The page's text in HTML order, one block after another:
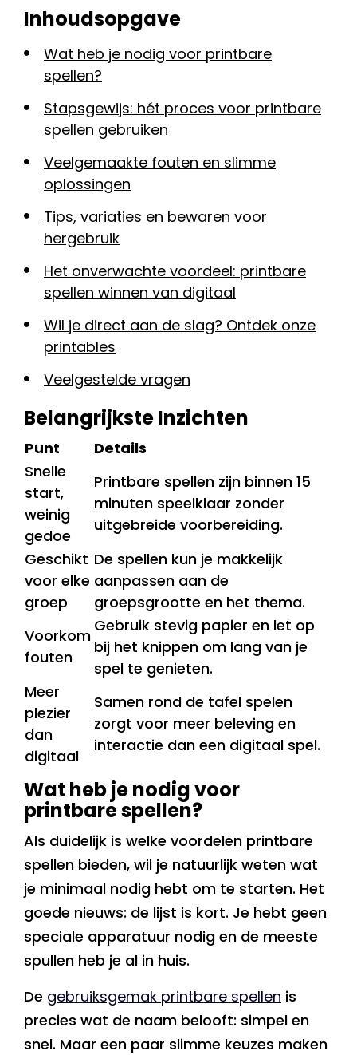
Inhoudsopgave
Wat heb je nodig voor printbare
spellen?
Stapsgewijs: hét proces voor printbare
spellen gebruiken
Veelgemaakte fouten en slimme
oplossingen
Tips, variaties en bewaren voor
hergebruik
Het onverwachte voordeel: printbare
spellen winnen van digitaal
Wil je direct aan de slag? Ontdek onze
printables
Veelgestelde vragen
Belangrijkste Inzichten
Punt
Details
Snelle
start,
weinig
gedoe
Printbare spellen zijn binnen 15
minuten speelklaar zonder
uitgebreide voorbereiding.
Geschikt
voor elke
groep
De spellen kun je makkelijk
aanpassen aan de
groepsgrootte en het thema.
Voorkom
fouten
Gebruik stevig papier en let op
bij het knippen om lang van je
spel te genieten.
Meer
plezier
dan
digitaal
Samen rond de tafel spelen
zorgt voor meer beleving en
interactie dan een digitaal spel.
Wat heb je nodig voor
printbare spellen?
Als duidelijk is welke voordelen printbare
spellen bieden, wil je natuurlijk weten wat
je minimaal nodig hebt om te starten. Het
goede nieuws: de lijst is kort. Je hebt geen
speciale apparatuur nodig en de meeste
spullen heb je al in huis.
De gebruiksgemak printbare spellen is
precies wat de naam belooft: simpel en
snel. Maar een paar slimme keuzes maken